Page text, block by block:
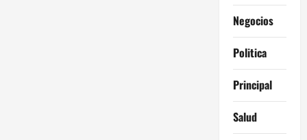
Negocios
Politica
Principal
Salud